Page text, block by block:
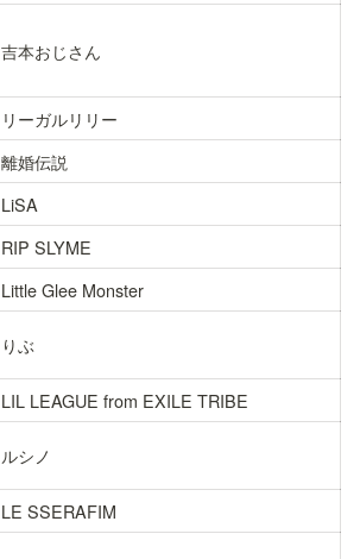
吉本おじさん
リーガルリリー
離婚伝説
LiSA
RIP SLYME
Little Glee Monster
りぶ
LIL LEAGUE from EXILE TRIBE
ルシノ
LE SSERAFIM